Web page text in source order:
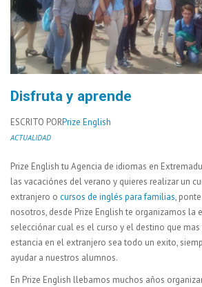
Disfruta y aprende
ESCRITO PORPrize English
ACTUALIDAD
Prize English tu Agencia de idiomas en
las vacaciónes del verano y quieres realizar un
extranjero o cursos de inglés para familias,
nosotros, desde Prize English te organizamos la
selecciónar cual es el curso y el destino que
estancia en el extranjero sea todo un exito,
ayudar a nuestros alumnos.
En Prize English llebamos muchos años